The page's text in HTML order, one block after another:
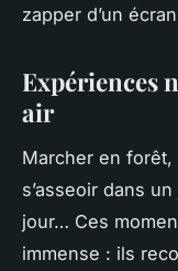
zapper d’un
Expériences
air
Marcher en forêt,
s’asseoir dans
jour… Ces
immense : ils